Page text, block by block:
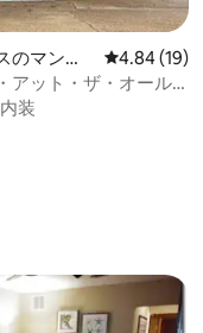
のマンシ
レビュー19
4.84 (19)
アット・ザ・オール
装